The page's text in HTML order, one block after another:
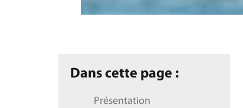
Dans cette page :
Présentation